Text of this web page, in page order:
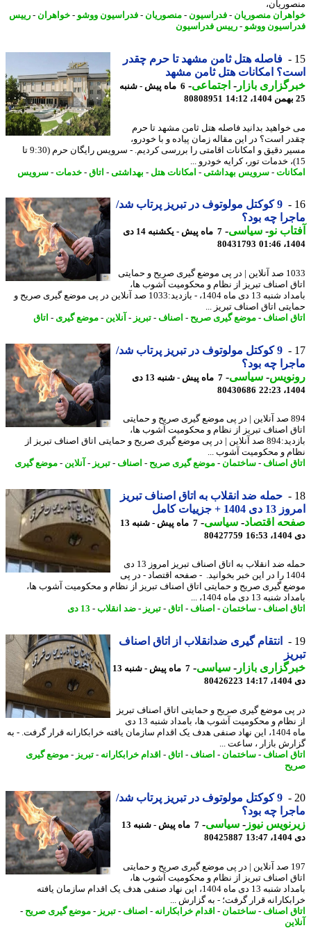
منصوریان-فدراسیون-منصوریان-فدراسیون ووشو-خواهران-
رییس
ووشو-رییس فدراسیون
فاصله هتل ثامن مشهد تا حرم چقدر
امکانات هتل ثامن مشهد
بازار- اجتماعی-
6 ماه پیش - شنبه
80808951
بدانید فاصله هتل ثامن مشهد تا حرم
است؟ در این مقاله زمان پیاده و با خودرو،
مسیر دقیق و امکانات اقامتی را بررسی کردیم. - سرویس رایگان حرم (9:30 تا
-سرویس بهداشتی-امکانات هتل -بهداشتی-اتاق -خدمات-سرویس
9 کوکتل مولوتوف در تبریز پرتاب شد/
چه بود؟
نو- سیاسی-
7 ماه پیش - یکشنبه 14 دی
80431793
1033 صد آنلاین | در پی موضع گیری صریح و حمایتی
اصناف تبریز از نظام و محکومیت آشوب ها،
بامداد شنبه 13 دی ماه 1404، - بازدید:1033 صد آنلاین در پی موضع گیری صریح و
اتاق اصناف تبریز ...
اصناف-موضع گیری صریح- اصناف-تبریز- آنلاین-موضع گیری- اتاق
9 کوکتل مولوتوف در تبریز پرتاب شد/
چه بود؟
-سیاسی-
7 ماه پیش - شنبه 13 دی
80430686
894 صد آنلاین | در پی موضع گیری صریح و حمایتی
اصناف تبریز از نظام و محکومیت آشوب ها،
بازدید:894 صد آنلاین | در پی موضع گیری صریح و حمایتی اتاق اصناف تبریز از
و محکومیت آشوب ...
اصناف-ساختمان-موضع گیری صریح- اصناف-تبریز- آنلاین-موضع گیری
حمله ضد انقلاب به اتاق اصناف تبریز
+ جزییات کامل
اقتصاد-سیاسی-
7 ماه پیش - شنبه 13
80427759
حمله ضد انقلاب به اتاق اصناف تبریز امروز 13 دی
1404 را در این خبر بخوانید. - صفحه اقتصاد - در پی
گیری صریح و حمایتی اتاق اصناف تبریز از نظام و محکومیت آشوب ها،
13 دی ماه 1404، ...
اصناف-ساختمان-اصناف-اتاق -تبریز- ضد انقلاب-13 دی
انتقام گیری ضدانقلاب از اتاق اصناف
بازار- سیاسی-
7 ماه پیش - شنبه 13
80426223
موضع گیری صریح و حمایتی اتاق اصناف تبریز
از نظام و محکومیت آشوب ها، بامداد شنبه 13 دی
ماه 1404، این نهاد صنفی هدف یک اقدام سازمان یافته خرابکارانه قرار گرفت. - به
بازار ، ساعت ...
اصناف-ساختمان-اصناف-اتاق -اقدام خرابکارانه- تبریز- موضع گیری
9 کوکتل مولوتوف در تبریز پرتاب شد/
چه بود؟
نیوز-سیاسی-
7 ماه پیش - شنبه 13
80425887
197 صد آنلاین | در پی موضع گیری صریح و حمایتی
اصناف تبریز از نظام و محکومیت آشوب ها،
بامداد شنبه 13 دی ماه 1404، این نهاد صنفی هدف یک اقدام سازمان یافته
قرار گرفت؛ - به گزارش ...
اصناف-ساختمان-اقدام خرابکارانه- اصناف-تبریز- موضع گیری صریح-